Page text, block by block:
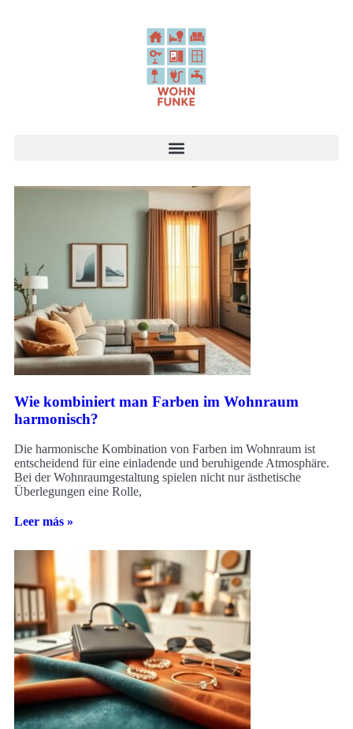
Wie kombiniert man Farben im Wohnraum
harmonisch?
Die harmonische Kombination von Farben im Wohnraum ist
entscheidend für eine einladende und beruhigende Atmosphäre.
Bei der Wohnraumgestaltung spielen nicht nur ästhetische
Überlegungen eine Rolle,
Leer más »